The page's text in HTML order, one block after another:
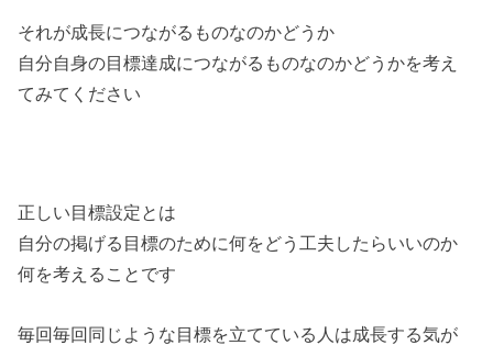
それが成長につながるものなのかどうか
自分自身の目標達成につながるものなのかどうかを考え
てみてください
正しい目標設定とは
自分の掲げる目標のために何をどう工夫したらいいのか
何を考えることです
毎回毎回同じような目標を立てている人は成長する気が